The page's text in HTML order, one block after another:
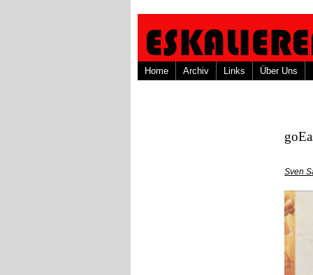
Home Archiv Links Über Uns
Sven